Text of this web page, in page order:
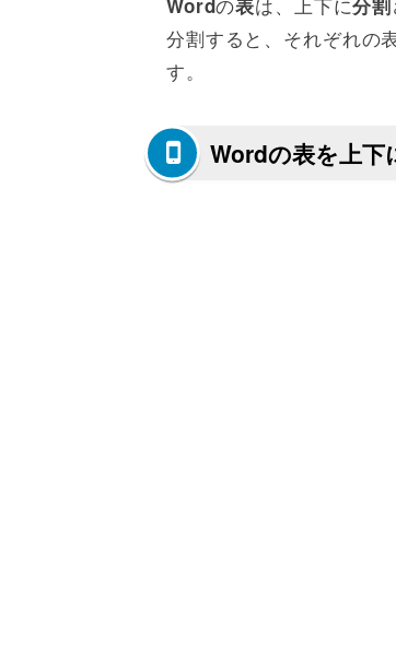
Word 表 分割
分割すると、それぞれの
す。
Wordの表を上下